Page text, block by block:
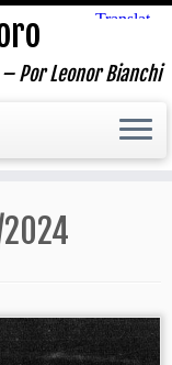
Por Leonor Bianchi